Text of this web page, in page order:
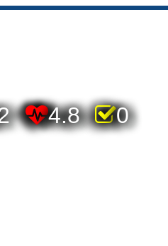
4.8 0